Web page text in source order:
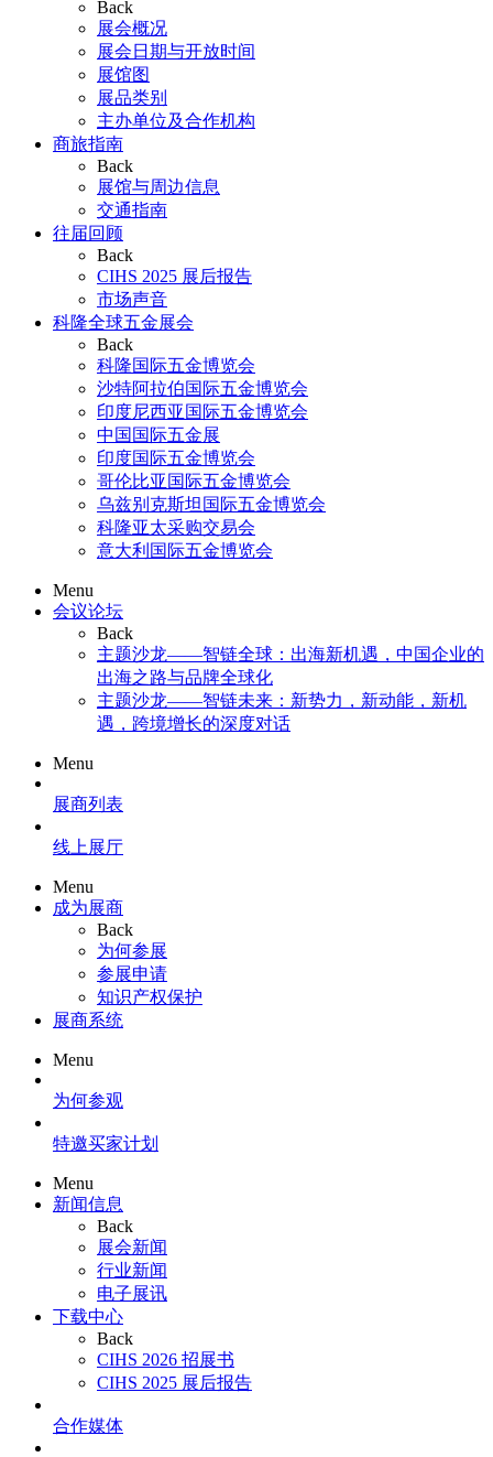
Back
展会概况
展会日期与开放时间
展馆图
展品类别
主办单位及合作机构
商旅指南
Back
展馆与周边信息
交通指南
往届回顾
Back
CIHS 2025 展后报告
市场声音
科隆全球五金展会
Back
科隆国际五金博览会
沙特阿拉伯国际五金博览会
印度尼西亚国际五金博览会
中国国际五金展
印度国际五金博览会
哥伦比亚国际五金博览会
乌兹别克斯坦国际五金博览会
科隆亚太采购交易会
意大利国际五金博览会
Menu
会议论坛
Back
主题沙龙——智链全球：出海新机遇，中国企业的
出海之路与品牌全球化
主题沙龙——智链未来：新势力，新动能，新机
遇，跨境增长的深度对话
Menu
展商列表
线上展厅
Menu
成为展商
Back
为何参展
参展申请
知识产权保护
展商系统
Menu
为何参观
特邀买家计划
Menu
新闻信息
Back
展会新闻
行业新闻
电子展讯
下载中心
Back
CIHS 2026 招展书
CIHS 2025 展后报告
合作媒体